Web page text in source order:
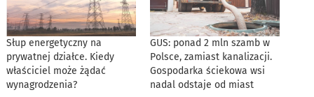
Słup energetyczny na
prywatnej działce. Kiedy
właściciel może żądać
wynagrodzenia?
GUS: ponad 2 mln szamb w
Polsce, zamiast kanalizacji.
Gospodarka ściekowa wsi
nadal odstaje od miast